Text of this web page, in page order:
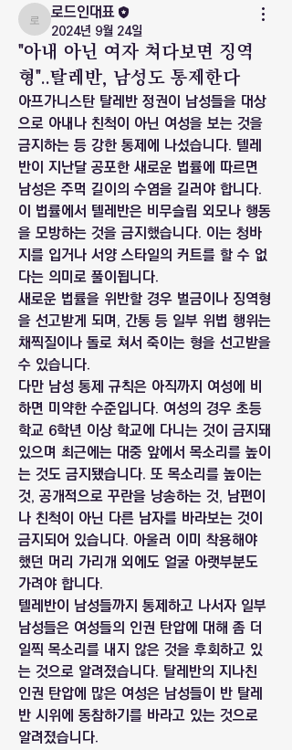
로드인대표
로드인대표
2024년 9월 24일
"아내 아닌 여자 쳐다보면 징역
형"..탈레반, 남성도 통제한다
아프가니스탄 탈레반 정권이 남성들을 대상
으로 아내나 친척이 아닌 여성을 보는 것을
금지하는 등 강한 통제에 나섰습니다. 텔레
반이 지난달 공포한 새로운 법률에 따르면
남성은 주먹 길이의 수염을 길러야 합니다.
이 법률에서 텔레반은 비무슬림 외모나 행동
을 모방하는 것을 금지했습니다. 이는 청바
지를 입거나 서양 스타일의 커트를 할 수 없
다는 의미로 풀이됩니다.
새로운 법률을 위반할 경우 벌금이나 징역형
을 선고받게 되며, 간통 등 일부 위법 행위는
채찍질이나 돌로 쳐서 죽이는 형을 선고받을
수 있습니다.
다만 남성 통제 규칙은 아직까지 여성에 비
하면 미약한 수준입니다. 여성의 경우 초등
학교 6학년 이상 학교에 다니는 것이 금지돼
있으며 최근에는 대중 앞에서 목소리를 높이
는 것도 금지됐습니다. 또 목소리를 높이는
것, 공개적으로 꾸란을 낭송하는 것, 남편이
나 친척이 아닌 다른 남자를 바라보는 것이
금지되어 있습니다. 아울러 이미 착용해야
했던 머리 가리개 외에도 얼굴 아랫부분도
가려야 합니다.
텔레반이 남성들까지 통제하고 나서자 일부
남성들은 여성들의 인권 탄압에 대해 좀 더
일찍 목소리를 내지 않은 것을 후회하고 있
는 것으로 알려졌습니다. 탈레반의 지나친
인권 탄압에 많은 여성은 남성들이 반 탈레
반 시위에 동참하기를 바라고 있는 것으로
알려졌습니다.